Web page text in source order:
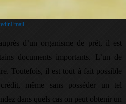
Email
d’un organisme de prêt, il est
documents importants. L’un de
Toutefois, il est tout à fait possible
même sans posséder un tel
dans quels cas on peut obtenir un